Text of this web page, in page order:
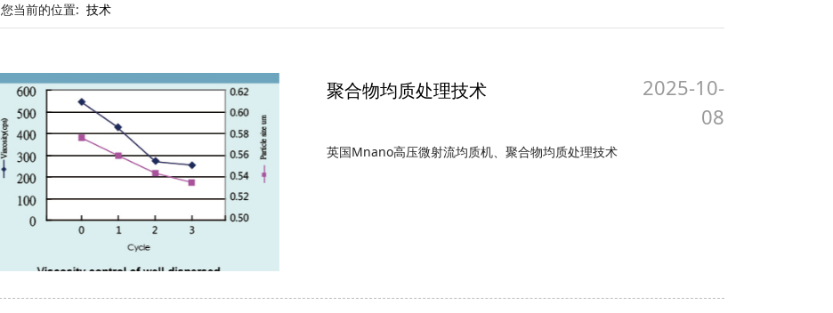
您当前的位置: 技术
聚合物均质处理技术
2025-10-
08
英国Mnano高压微射流均质机、聚合物均质处理技术